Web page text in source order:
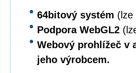
64bitový systém (lze
Podpora WebGL2
Webový prohlížeč v
jeho výrobcem.